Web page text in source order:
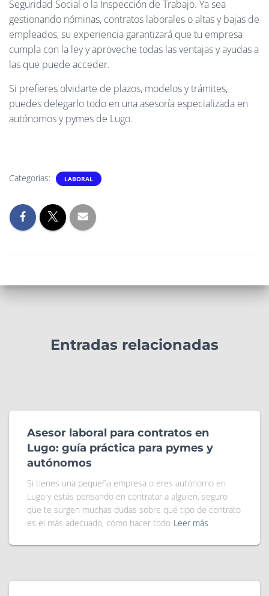
Seguridad Social o la Inspección de Trabajo. Ya sea
gestionando nóminas, contratos laborales o altas y bajas de
empleados, su experiencia garantizará que tu empresa
cumpla con la ley y aproveche todas las ventajas y ayudas a
las que puede acceder.
Si prefieres olvidarte de plazos, modelos y trámites,
puedes delegarlo todo en una asesoría especializada en
autónomos y pymes de Lugo.
Categorías: LABORAL
Entradas relacionadas
Asesor laboral para contratos en
Lugo: guía práctica para pymes y
autónomos
Si tienes una pequeña empresa o eres autónomo en
Lugo y estás pensando en contratar a alguien, seguro
que te surgen muchas dudas sobre qué tipo de contrato
es el más adecuado, cómo hacer todo Leer más